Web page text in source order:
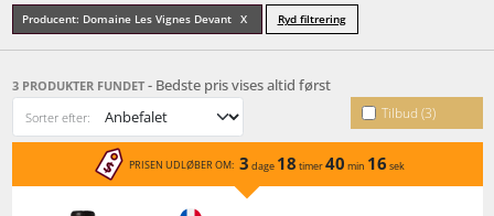
Producent: Domaine Les Vignes Devant Ryd filtrering
3 PRODUKTER FUNDET - Bedste pris vises altid først
Tilbud (3)
Sorter efter:
PRISEN UDLØBER OM: 3 dage 18 timer40 min 16 sek